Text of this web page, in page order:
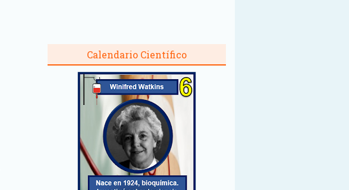
Calendario Científico